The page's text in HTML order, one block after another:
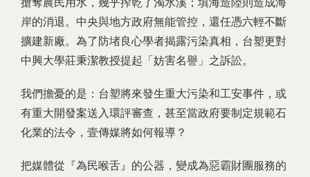
搶奪農民用水，幾乎搾乾了濁水溪；填海造陸則造成海
岸的消退。中央與地方政府無能管控，還任憑六輕不斷
擴建新廠。為了防堵良心學者揭露污染真相，台塑更對
中興大學莊秉潔教授提起「妨害名譽」之訴訟。
我們擔憂的是：台塑將來發生重大污染和工安事件，或
有重大開發案送入環評審查，甚至當政府要制定規範石
化業的法令，壹傳媒將如何報導？
把媒體從『為民喉舌』的公器，變成為惡霸財團服務的